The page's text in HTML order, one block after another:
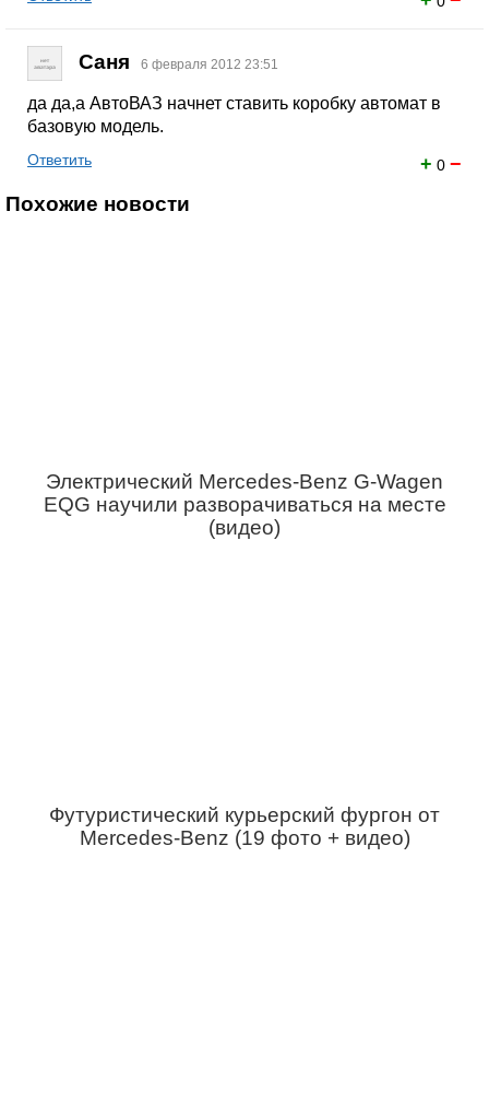
Саня 6 февраля 2012 23:51
да да,а АвтоВАЗ начнет ставить коробку автомат в
базовую модель.
+ 0 −
Ответить
Похожие новости
Электрический Mercedes-Benz G-Wagen
EQG научили разворачиваться на месте
(видео)
Футуристический курьерский фургон от
Mercedes-Benz (19 фото + видео)